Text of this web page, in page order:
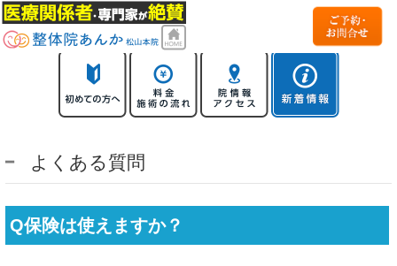
よくある質問
Q保険は使えますか？